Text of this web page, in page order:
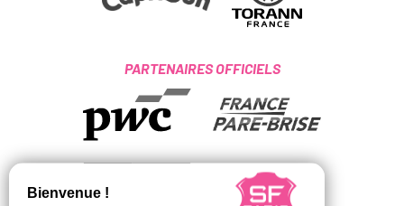
PARTENAIRES OFFICIELS